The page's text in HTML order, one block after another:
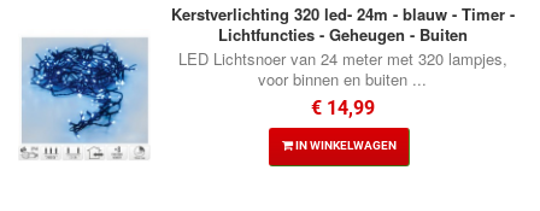
Kerstverlichting 320 led- 24m - blauw - Timer -
Lichtfuncties - Geheugen - Buiten
LED Lichtsnoer van 24 meter met 320 lampjes,
voor binnen en buiten ...
€ 14,99
IN WINKELWAGEN